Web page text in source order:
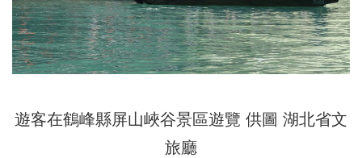
遊客在鶴峰縣屏山峽谷景區遊覽 供圖 湖北省文
旅廳